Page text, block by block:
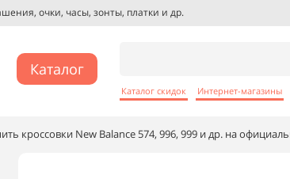
очки, часы, зонты, платки и др.
Каталог
Каталог скидок Интернет-магазины
кроссовки New Balance 574, 996, 999 и др. на